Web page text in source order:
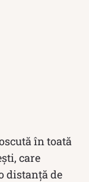
în toată
care
distanţă de